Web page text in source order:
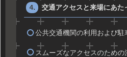
交通アクセスと来場にあた
公共交通機関の利用および駐
スムーズなアクセスのための